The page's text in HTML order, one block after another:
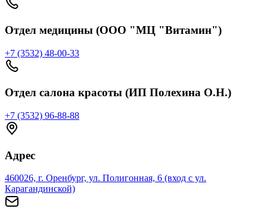
Отдел медицины (ООО "МЦ "Витамин")
+7 (3532) 48-00-33
Отдел салона красоты (ИП Полехина О.Н.)
+7 (3532) 96-88-88
Адрес
460026, г. Оренбург, ул. Полигонная, 6 (вход с ул.
Карагандинской)